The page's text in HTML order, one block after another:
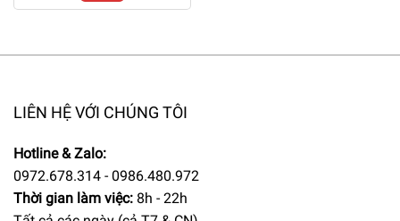
LIÊN HỆ VỚI CHÚNG TÔI
Hotline & Zalo:
0972.678.314 - 0986.480.972
Thời gian làm việc: 8h - 22h